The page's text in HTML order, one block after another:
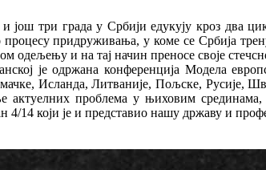
још три града у Србији едукују кроз два
придруживања, у коме се Србија
одељењу и на тај начин преносе своје
одржана конференција Модела
Исланда, Литваније, Пољске, Русије,
актуелних проблема у њиховим
14 који је и представио нашу државу и